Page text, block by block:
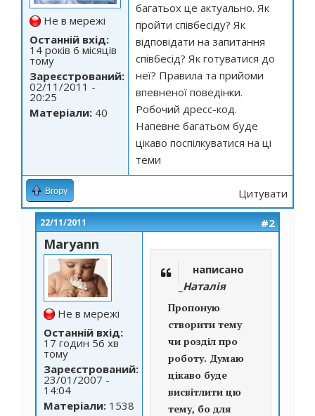
Не в мережі
Останній вхід:
14 років 6 місяців
тому
Зареєстрований:
02/11/2011 -
20:25
Матеріали: 40
багатьох це актуально. Як
пройти співбесіду? Як
відповідати на запитання
співбесід? Як готуватися до
неї? Правила та прийоми
впевненої поведінки.
Робочий дресс-код.
Напевне багатьом буде
цікаво поспілкуватися на ці
теми
Вгору Цитувати
22/11/2011 #2
Maryann
Не в мережі
Останній вхід:
17 годин 56 хв
тому
Зареєстрований:
23/01/2007 -
14:04
Матеріали: 1538
написано
_Наталія
Пропоную
створити тему
чи розділ про
роботу. Думаю
цікаво буде
висвітлити цю
тему, бо для